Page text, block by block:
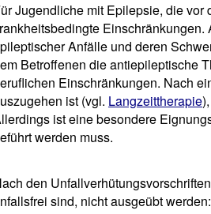
Jugendliche mit Epilepsie, die vor
Anfälle und deren
Betroffenen die antiepileptische
Einschränkungen. Nach
ist (vgl. Langzeittherapie
ist eine besondere
werden muss.
den
sind, nicht ausgeübt werden: